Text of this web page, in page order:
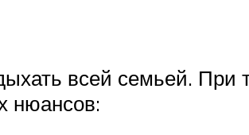
всей семьей. При
нюансов: